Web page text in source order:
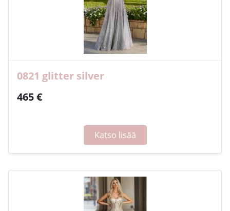
0821 glitter silver
465 €
Katso lisää